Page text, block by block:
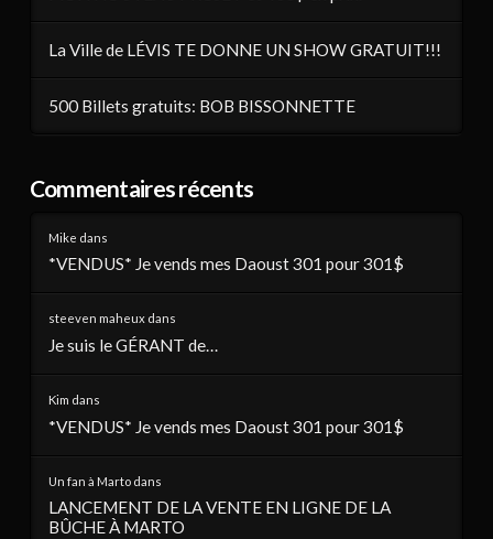
La Ville de LÉVIS TE DONNE UN SHOW GRATUIT!!!
500 Billets gratuits: BOB BISSONNETTE
Commentaires récents
Mike dans
*VENDUS* Je vends mes Daoust 301 pour 301$
steeven maheuxdans
Je suis le GÉRANT de…
Kim dans
*VENDUS* Je vends mes Daoust 301 pour 301$
Un fan à Martodans
LANCEMENT DE LA VENTE EN LIGNE DE LA
BÛCHE À MARTO